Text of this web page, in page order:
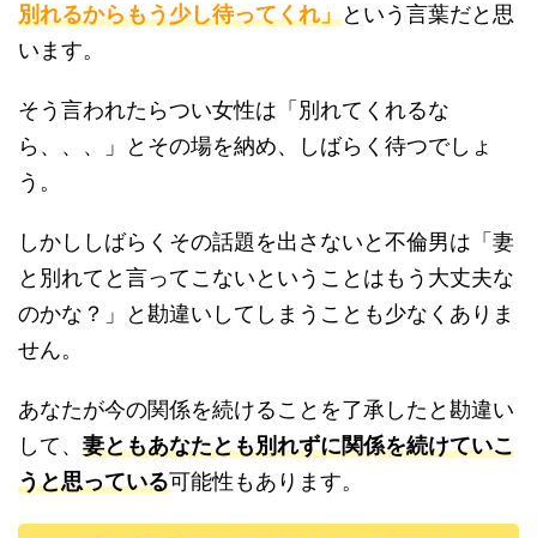
別れるからもう少し待ってくれ」という言葉だと思
います。
そう言われたらつい女性は「別れてくれるな
ら、、、」とその場を納め、しばらく待つでしょ
う。
しかししばらくその話題を出さないと不倫男は「妻
と別れてと言ってこないということはもう大丈夫な
のかな？」と勘違いしてしまうことも少なくありま
せん。
あなたが今の関係を続けることを了承したと勘違い
して、 妻ともあなたとも別れずに関係を続けていこ
うと思っている可能性もあります。